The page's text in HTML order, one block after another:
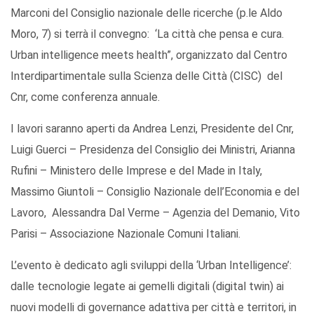
Marconi del Consiglio nazionale delle ricerche (p.le Aldo
Moro, 7) si terrà il convegno: ‘La città che pensa e cura.
Urban intelligence meets health”, organizzato dal Centro
Interdipartimentale sulla Scienza delle Città (CISC) del
Cnr, come conferenza annuale.
I lavori saranno aperti da Andrea Lenzi, Presidente del Cnr,
Luigi Guerci – Presidenza del Consiglio dei Ministri, Arianna
Rufini – Ministero delle Imprese e del Made in Italy,
Massimo Giuntoli – Consiglio Nazionale dell’Economia e del
Lavoro, Alessandra Dal Verme – Agenzia del Demanio, Vito
Parisi – Associazione Nazionale Comuni Italiani.
L’evento è dedicato agli sviluppi della ‘Urban Intelligence’:
dalle tecnologie legate ai gemelli digitali (digital twin) ai
nuovi modelli di governance adattiva per città e territori, in